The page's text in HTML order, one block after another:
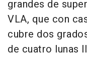
grandes de
VLA, que con
cubre dos
de cuatro lunas